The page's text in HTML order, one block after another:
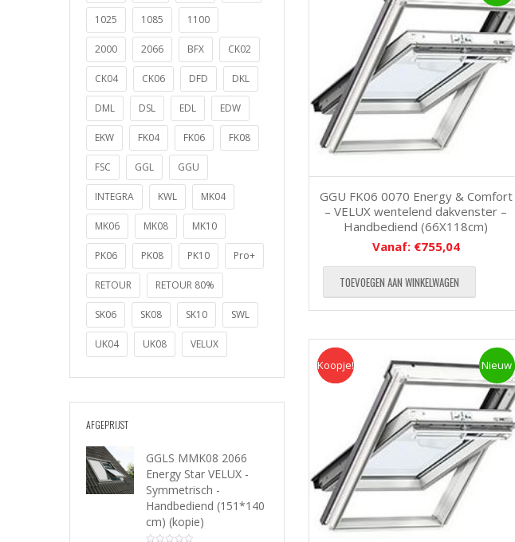
1025 1085 1100
2000 2066 BFX CK02
CK04 CK06 DFD DKL
DML DSL EDL EDW
EKW FK04 FK06 FK08
FSC GGL GGU
INTEGRA KWL MK04
MK06 MK08 MK10
PK06 PK08 PK10 Pro+
RETOUR RETOUR 80%
SK06 SK08 SK10 SWL
UK04 UK08 VELUX
AFGEPRIJST
GGLS MMK08 2066
Energy Star VELUX -
Symmetrisch -
Handbediend (151*140
cm) (kopie)
GGU FK06 0070 Energy & Comfort
– VELUX wentelend dakvenster –
Handbediend (66X118cm)
Vanaf: €755,04
TOEVOEGEN AAN WINKELWAGEN
Koopje Nieuw
Koopje!